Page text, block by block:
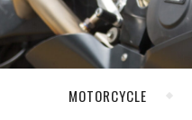
MOTORCYCLE